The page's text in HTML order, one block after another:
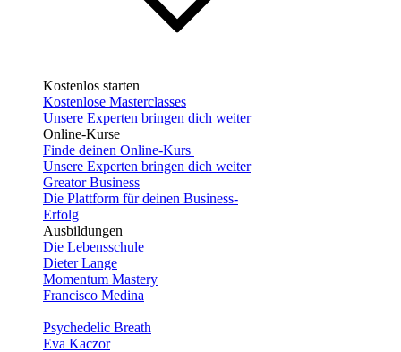
Kostenlos starten
Kostenlose Masterclasses
Unsere Experten bringen dich weiter
Online-Kurse
Finde deinen Online-Kurs
Unsere Experten bringen dich weiter
Greator Business
Die Plattform für deinen Business-
Erfolg
Ausbildungen
Die Lebensschule
Dieter Lange
Momentum Mastery
Francisco Medina
Psychedelic Breath
Eva Kaczor